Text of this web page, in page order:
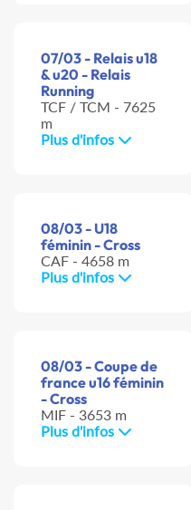
07/03 - Relais u18
& u20 - Relais
Running
TCF / TCM - 7625
m
Plus d'infos
08/03 - U18
féminin - Cross
CAF - 4658 m
Plus d'infos
08/03 - Coupe de
france u16 féminin
- Cross
MIF - 3653 m
Plus d'infos